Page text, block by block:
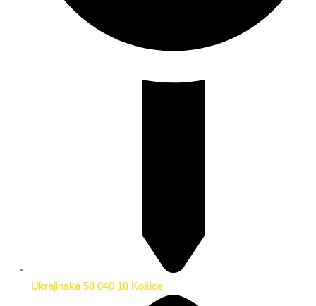
Ukrajinská 58 040 18 Košice